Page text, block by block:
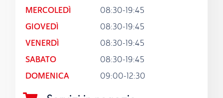
MERCOLEDÌ 08:30-19:45
GIOVEDÌ 08:30-19:45
VENERDÌ 08:30-19:45
SABATO 08:30-19:45
DOMENICA 09:00-12:30